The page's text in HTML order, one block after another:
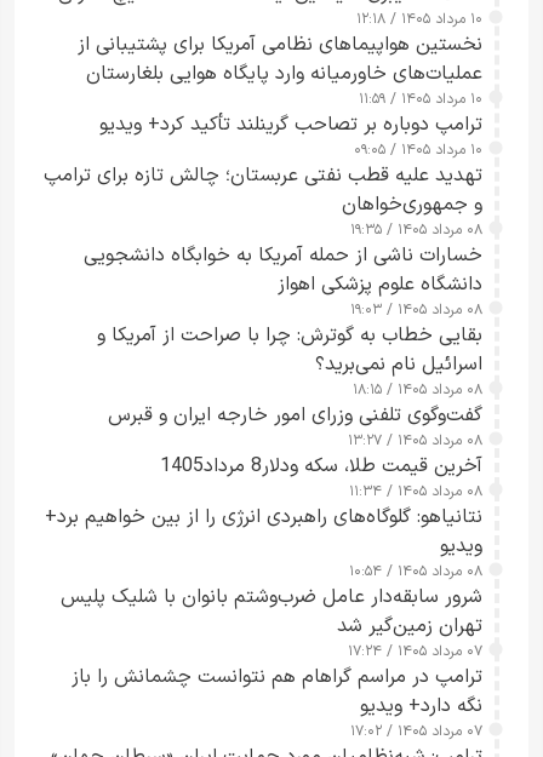
ارائه نکرد
۱۰ مرداد ۱۴۰۵ / ۱۲:۱۸
نخستین هواپیماهای نظامی آمریکا برای پشتیبانی از
عملیات‌های خاورمیانه وارد پایگاه هوایی بلغارستان
شدند
۱۰ مرداد ۱۴۰۵ / ۱۱:۵۹
ترامپ دوباره بر تصاحب گرینلند تأکید کرد+ ویدیو
۱۰ مرداد ۱۴۰۵ / ۰۹:۰۵
تهدید علیه قطب نفتی عربستان؛ چالش تازه برای ترامپ
و جمهوری‌خواهان
۰۸ مرداد ۱۴۰۵ / ۱۹:۳۵
خسارات ناشی از حمله آمریکا به خوابگاه دانشجویی
دانشگاه علوم پزشکی اهواز
۰۸ مرداد ۱۴۰۵ / ۱۹:۰۳
بقایی خطاب به گوترش: چرا با صراحت از آمریکا و
اسرائیل نام نمی‌برید؟
۰۸ مرداد ۱۴۰۵ / ۱۸:۱۵
گفت‌وگوی تلفنی وزرای امور خارجه ایران و قبرس
۰۸ مرداد ۱۴۰۵ / ۱۳:۲۷
آخرین قیمت طلا، سکه ودلار8 مرداد1405
۰۸ مرداد ۱۴۰۵ / ۱۱:۳۴
نتانیاهو: گلوگاه‌های راهبردی انرژی را از بین خواهیم برد+
ویدیو
۰۸ مرداد ۱۴۰۵ / ۱۰:۵۴
شرور سابقه‌دار عامل ضرب‌وشتم بانوان با شلیک پلیس
تهران زمین‌گیر شد
۰۷ مرداد ۱۴۰۵ / ۱۷:۲۴
ترامپ در مراسم گراهام هم نتوانست چشمانش را باز
نگه دارد+ ویدیو
۰۷ مرداد ۱۴۰۵ / ۱۷:۰۲